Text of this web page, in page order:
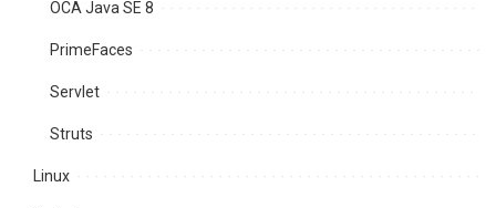
OCA Java SE 8
PrimeFaces
Servlet
Struts
Linux